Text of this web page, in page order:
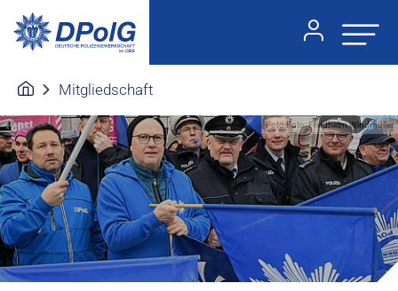
Mitgliedschaft
Foto:Foto: Friedhelm Windmüller